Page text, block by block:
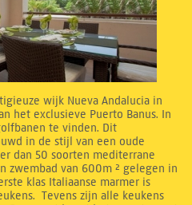
wijk Nueva Andalucia in
het exclusieve Puerto Banus. In
te vinden. Dit
in de stijl van een oude
dan 50 soorten mediterrane
zwembad van 600m ² gelegen in
klas Italiaanse marmer is
Tevens zijn alle keukens